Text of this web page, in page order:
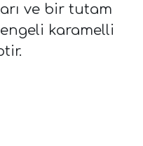
ve bir tutam
karamelli